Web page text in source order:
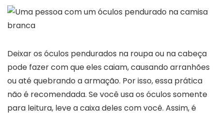
Deixar os óculos pendurados na roupa ou na cabeça
pode fazer com que eles caiam, causando arranhões
ou até quebrando a armação. Por isso, essa prática
não é recomendada. Se você usa os óculos somente
para leitura, leve a caixa deles com você. Assim, é